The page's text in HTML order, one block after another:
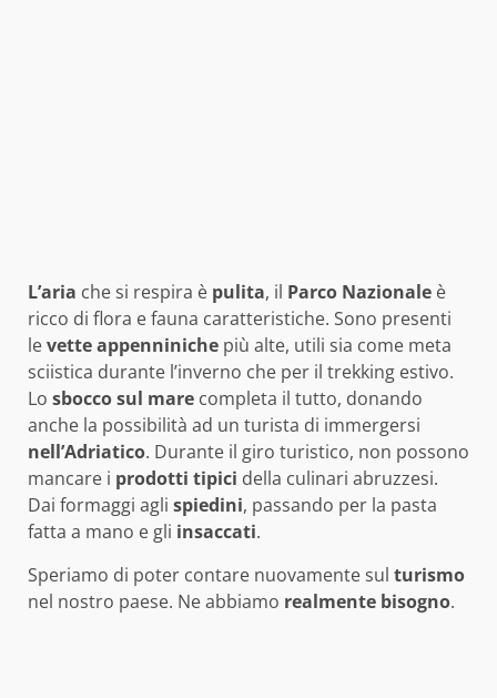
L’aria che si respira è pulita, il Parco Nazionale è
ricco di flora e fauna caratteristiche. Sono presenti
levetteappenniniche più alte, utili sia come meta
sciistica durante l’inverno che per il trekking estivo.
Lo sboccosul mare completa il tutto, donando
anche la possibilità ad un turista di immergersi
nell’Adriatico. Durante il giro turistico, non possono
mancare i prodotti tipici della culinari abruzzesi.
Dai formaggi agli spiedini, passando per la pasta
fatta a mano e gli insaccati.
Speriamo di poter contare nuovamente sul turismo
nel nostro paese. Ne abbiamo realmente bisogno.